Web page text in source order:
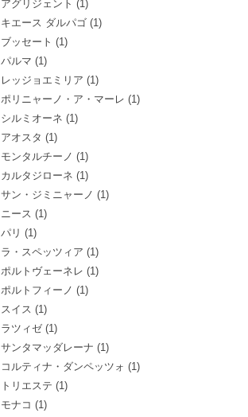
アグリジェント (1)
キエース ダルパゴ(1)
ブッセート (1)
パルマ (1)
レッジョエミリア (1)
ポリニャーノ・ア・マーレ (1)
シルミオーネ (1)
アオスタ (1)
モンタルチーノ (1)
カルタジローネ (1)
サン・ジミニャーノ (1)
ニース (1)
パリ (1)
ラ・スペッツィア (1)
ポルトヴェーネレ (1)
ポルトフィーノ (1)
スイス (1)
ラツィゼ(1)
サンタマッダレーナ (1)
コルティナ・ダンペッツォ (1)
トリエステ (1)
モナコ (1)